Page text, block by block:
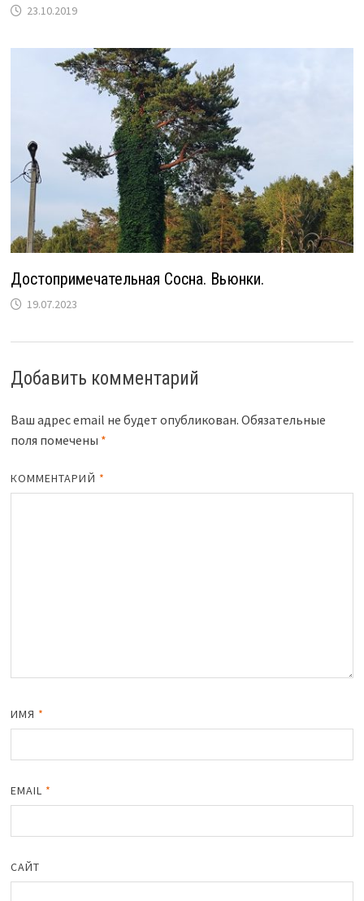
23.10.2019
Достопримечательная Сосна. Вьюнки.
19.07.2023
Добавить комментарий
Ваш адрес email не будет опубликован. Обязательные
поля помечены *
КОММЕНТАРИЙ *
ИМЯ *
EMAIL *
САЙТ